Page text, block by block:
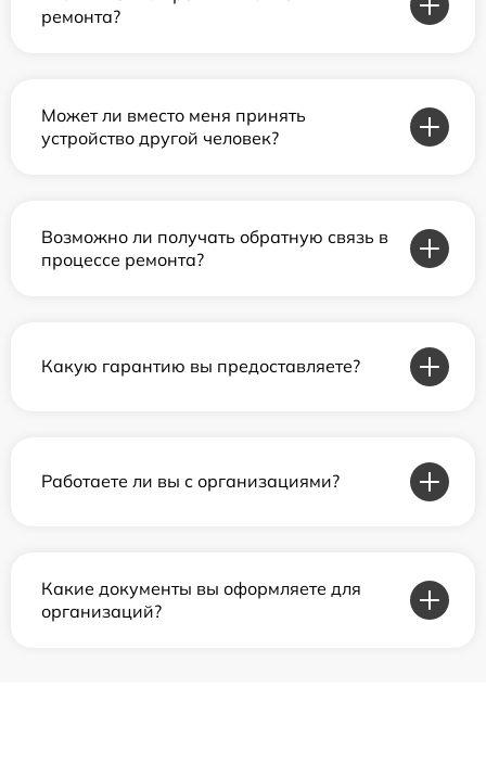
ремонта?
Может ли вместо меня принять
устройство другой человек?
Возможно ли получать обратную связь в
процессе ремонта?
Какую гарантию вы предоставляете?
Работаете ли вы с организациями?
Какие документы вы оформляете для
организаций?